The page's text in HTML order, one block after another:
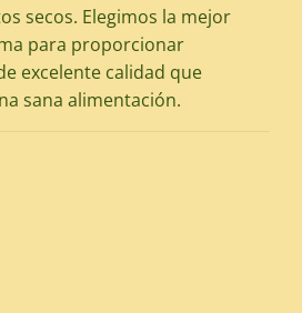
secos. Elegimos la mejor
para proporcionar
excelente calidad que
sana alimentación.